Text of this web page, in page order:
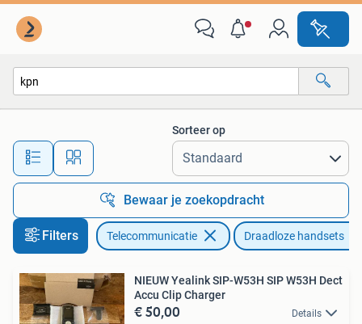
Alle afstanden…
Sorteer op
Bewaar je zoekopdracht
Filters Telecommunicatie Draadloze handsets
NIEUW Yealink SIP-W53H SIP W53H Dect
Accu Clip Charger
€ 50,00 Details